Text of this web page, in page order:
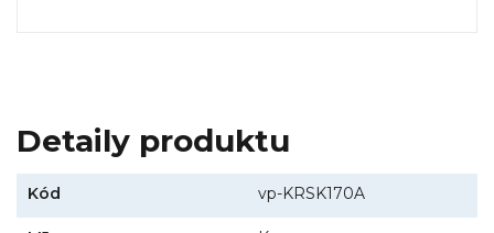
Detaily produktu
Kód vp-KRSK170A